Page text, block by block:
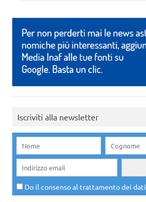
Iscriviti alla newsletter
Do il consenso al trattamento dei dati